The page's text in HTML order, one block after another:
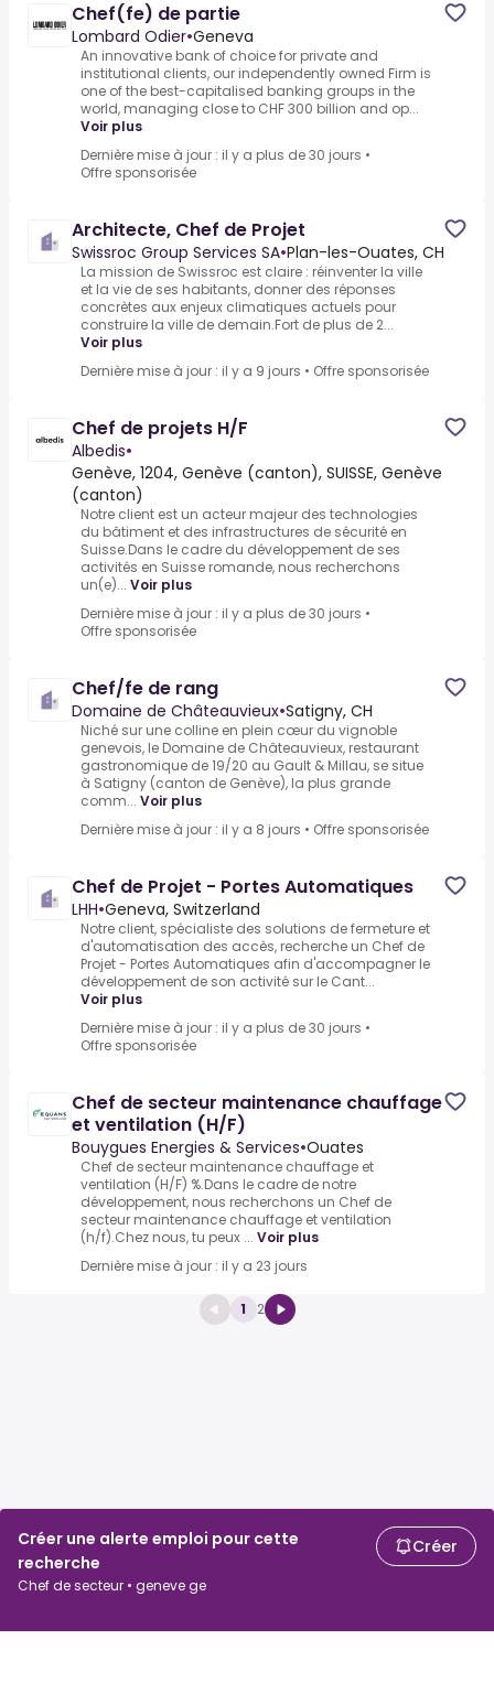
Créer une alerte emploi pour cette
recherche
Chef de secteur • geneve ge
Créer
Chef(fe) de partie
Lombard Odier•Geneva
An innovative bank of choice for private and
institutional clients, our independently owned Firm is
one of the best-capitalised banking groups in the
world, managing close to CHF 300 billion and op...
Voir plus
Dernière mise à jour : il y a plus de 30 jours •
Offre sponsorisée
Architecte, Chef de Projet
Swissroc Group Services SA•Plan-les-Ouates, CH
La mission de Swissroc est claire : réinventer la ville
et la vie de ses habitants, donner des réponses
concrètes aux enjeux climatiques actuels pour
construire la ville de demain.Fort de plus de 2...
Voir plus
Dernière mise à jour : il y a 9 jours • Offre sponsorisée
Chef de projets H/F
Albedis•
Genève, 1204, Genève (canton), SUISSE, Genève
(canton)
Notre client est un acteur majeur des technologies
du bâtiment et des infrastructures de sécurité en
Suisse.Dans le cadre du développement de ses
activités en Suisse romande, nous recherchons
un(e)... Voir plus
Dernière mise à jour : il y a plus de 30 jours •
Offre sponsorisée
Chef/fe de rang
Domaine de Châteauvieux•Satigny, CH
Niché sur une colline en plein cœur du vignoble
genevois, le Domaine de Châteauvieux, restaurant
gastronomique de 19/20 au Gault & Millau, se situe
à Satigny (canton de Genève), la plus grande
comm... Voir plus
Dernière mise à jour : il y a 8 jours • Offre sponsorisée
Chef de Projet - Portes Automatiques
LHH•Geneva, Switzerland
Notre client, spécialiste des solutions de fermeture et
d'automatisation des accès, recherche un Chef de
Projet - Portes Automatiques afin d'accompagner le
développement de son activité sur le Cant...
Voir plus
Dernière mise à jour : il y a plus de 30 jours •
Offre sponsorisée
Chef de secteur maintenance chauffage
et ventilation (H/F)
Bouygues Energies & Services•Ouates
Chef de secteur maintenance chauffage et
ventilation (H/F) %.Dans le cadre de notre
développement, nous recherchons un Chef de
secteur maintenance chauffage et ventilation
(h/f).Chez nous, tu peux ... Voir plus
Dernière mise à jour : il y a 23 jours
1 2